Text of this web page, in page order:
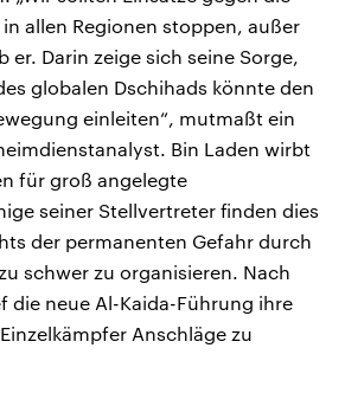
allen Regionen stoppen, außer
er. Darin zeige sich seine Sorge,
globalen Dschihads könnte den
einleiten“, mutmaßt ein
Bin Laden wirbt
für groß angelegte
seiner Stellvertreter finden dies
der permanenten Gefahr durch
schwer zu organisieren. Nach
die neue Al-Kaida-Führung ihre
Anschläge zu